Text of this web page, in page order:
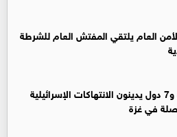
العام يلتقي المفتش العام للشرطة
الأردن و7 دول يدينون الانتهاكات الإسرائيلية
في غزة